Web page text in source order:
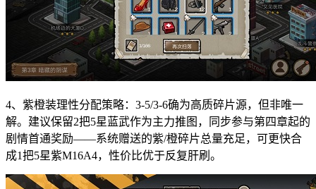
4、紫橙装理性分配策略：3-5/3-6确为高质碎片源，但非唯一
解。建议保留2把5星蓝武作为主力推图，同步参与第四章起的
剧情首通奖励——系统赠送的紫/橙碎片总量充足，可更快合
成1把5星紫M16A4，性价比优于反复肝刷。